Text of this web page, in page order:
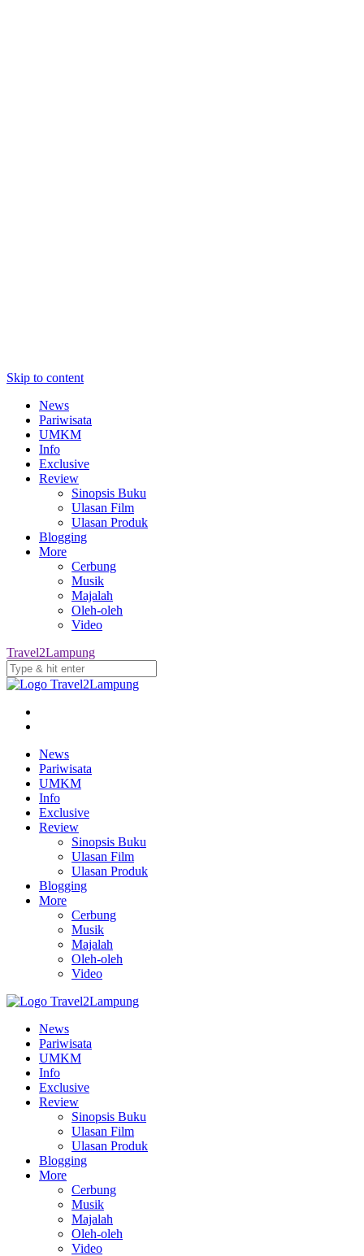
Skip to content
News
Pariwisata
UMKM
Info
Exclusive
Review
Sinopsis Buku
Ulasan Film
Ulasan Produk
Blogging
More
Cerbung
Musik
Majalah
Oleh-oleh
Video
Travel2Lampung
News
Pariwisata
UMKM
Info
Exclusive
Review
Sinopsis Buku
Ulasan Film
Ulasan Produk
Blogging
More
Cerbung
Musik
Majalah
Oleh-oleh
Video
News
Pariwisata
UMKM
Info
Exclusive
Review
Sinopsis Buku
Ulasan Film
Ulasan Produk
Blogging
More
Cerbung
Musik
Majalah
Oleh-oleh
Video